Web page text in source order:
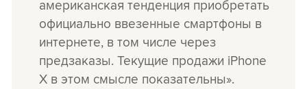
американская тенденция приобретать
официально ввезенные смартфоны в
интернете, в том числе через
предзаказы. Текущие продажи iPhone
X в этом смысле показательны».